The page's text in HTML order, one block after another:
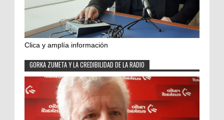
Clica y amplía información
GORKA ZUMETA Y LA CREDIBILIDAD DE LA RADIO